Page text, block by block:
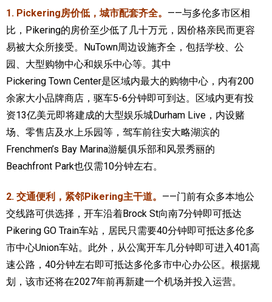
1. Pickering房价低，城市配套齐全。 ——与多伦多市区相
比，Pikering的房价至少低了几十万元，因价格亲民而更容
易被大众所接受。NuTown周边设施齐全，包括学校、公
园、大型购物中心和娱乐中心等。其中
Pickering Town Center是区域内最大的购物中心，内有200
余家大小品牌商店，驱车5-6分钟即可到达。区域内更有投
资13亿美元即将建成的大型娱乐城Durham Live，内设赌
场、零售店及水上乐园等，驾车前往安大略湖滨的
Frenchmen’s Bay Marina游艇俱乐部和风景秀丽的
Beachfront Park也仅需10分钟左右。
2. 交通便利，紧邻Pikering主干道。 ——门前有众多本地公
交线路可供选择，开车沿着Brock St向南7分钟即可抵达
Pikering GO Train车站，居民只需要40分钟即可抵达多伦多
市中心Union车站。此外，从公寓开车几分钟即可进入401高
速公路，40分钟左右即可抵达多伦多市中心办公区。根据规
划，该市还将在2027年前再新建一个机场并投入运营。